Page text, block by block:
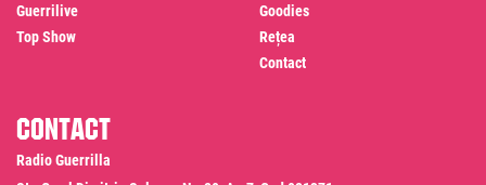
Guerrilive
Top Show
Goodies
Rețea
Contact
Contact
Radio Guerrilla